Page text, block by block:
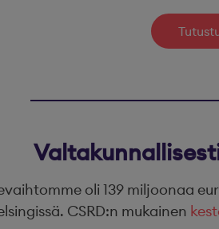
oli 139 miljoonaa
CSRD:n mukainen